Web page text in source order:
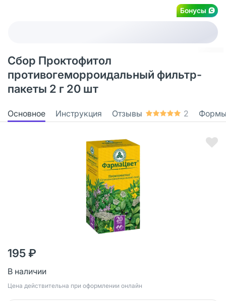
Бонусы
Сбор Проктофитол
противогеморроидальный фильтр-
пакеты 2 г 20 шт
Основное Инструкция Отзывы 2
195 ₽
В наличии
Цена действительна при оформлении онлайн